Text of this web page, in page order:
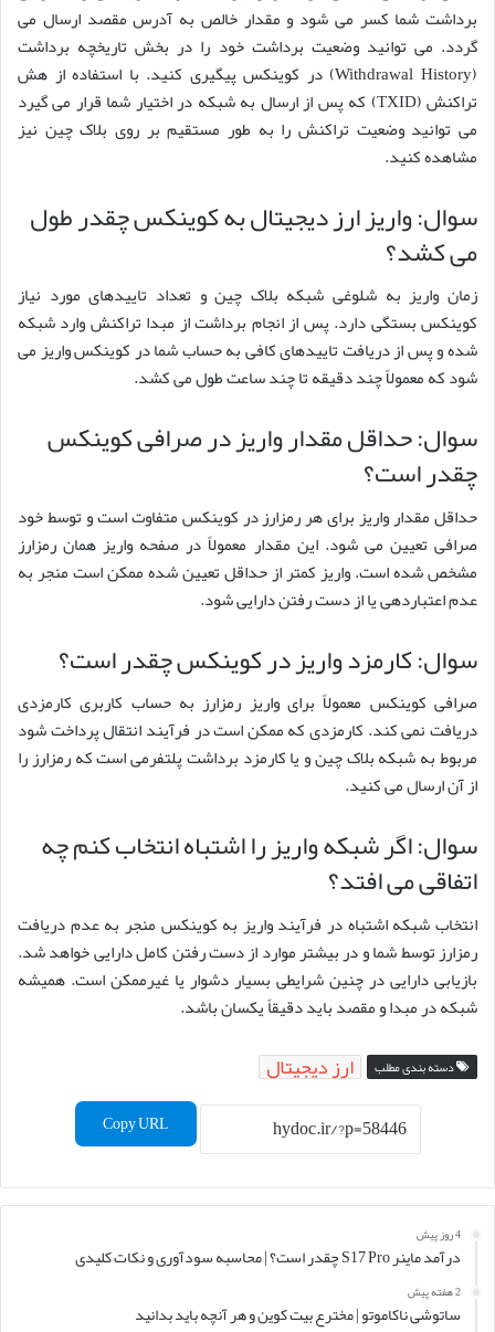
برداشت شما کسر می شود و مقدار خالص به آدرس مقصد ارسال می
گردد. می توانید وضعیت برداشت خود را در بخش تاریخچه برداشت
(Withdrawal History) در کوینکس پیگیری کنید. با استفاده از هش
تراکنش (TXID) که پس از ارسال به شبکه در اختیار شما قرار می گیرد
می توانید وضعیت تراکنش را به طور مستقیم بر روی بلاک چین نیز
مشاهده کنید.
سوال: واریز ارز دیجیتال به کوینکس چقدر طول
می کشد؟
زمان واریز به شلوغی شبکه بلاک چین و تعداد تاییدهای مورد نیاز
کوینکس بستگی دارد. پس از انجام برداشت از مبدا تراکنش وارد شبکه
شده و پس از دریافت تاییدهای کافی به حساب شما در کوینکس واریز می
شود که معمولاً چند دقیقه تا چند ساعت طول می کشد.
سوال: حداقل مقدار واریز در صرافی کوینکس
چقدر است؟
حداقل مقدار واریز برای هر رمزارز در کوینکس متفاوت است و توسط خود
صرافی تعیین می شود. این مقدار معمولاً در صفحه واریز همان رمزارز
مشخص شده است. واریز کمتر از حداقل تعیین شده ممکن است منجر به
عدم اعتباردهی یا از دست رفتن دارایی شود.
سوال: کارمزد واریز در کوینکس چقدر است؟
صرافی کوینکس معمولاً برای واریز رمزارز به حساب کاربری کارمزدی
دریافت نمی کند. کارمزدی که ممکن است در فرآیند انتقال پرداخت شود
مربوط به شبکه بلاک چین و یا کارمزد برداشت پلتفرمی است که رمزارز را
از آن ارسال می کنید.
سوال: اگر شبکه واریز را اشتباه انتخاب کنم چه
اتفاقی می افتد؟
انتخاب شبکه اشتباه در فرآیند واریز به کوینکس منجر به عدم دریافت
رمزارز توسط شما و در بیشتر موارد از دست رفتن کامل دارایی خواهد شد.
بازیابی دارایی در چنین شرایطی بسیار دشوار یا غیرممکن است. همیشه
شبکه در مبدا و مقصد باید دقیقاً یکسان باشد.
دسته بندی مطلب ارز دیجیتال
Copy URL
4 روز پیش
درآمد ماینر S17 Pro چقدر است؟ | محاسبه سودآوری و نکات کلیدی
2 هفته پیش
ساتوشی ناکاموتو | مخترع بیت کوین و هر آنچه باید بدانید